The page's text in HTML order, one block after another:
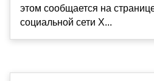
этом сообщается на
социальной сети X...